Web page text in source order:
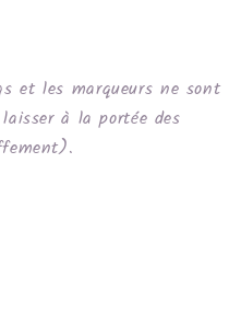
et les marqueurs ne sont
à la portée des